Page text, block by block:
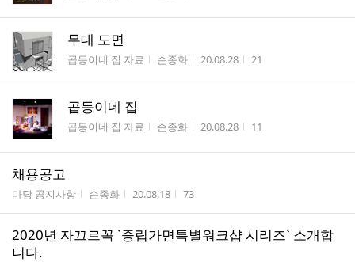
무대 도면
게시판명
곱등이네 집 자료 작성자
손종화 작성시간
20.08.28 조회수
21
곱등이네 집
게시판명
곱등이네 집 자료 작성자
손종화 작성시간
20.08.28 조회수
11
채용공고
게시판명
마당 공지사항 작성자
손종화 작성시간
20.08.18 조회수
73
2020년 자끄르꼭 `중립가면특별워크샵 시리즈` 소개합
니다.